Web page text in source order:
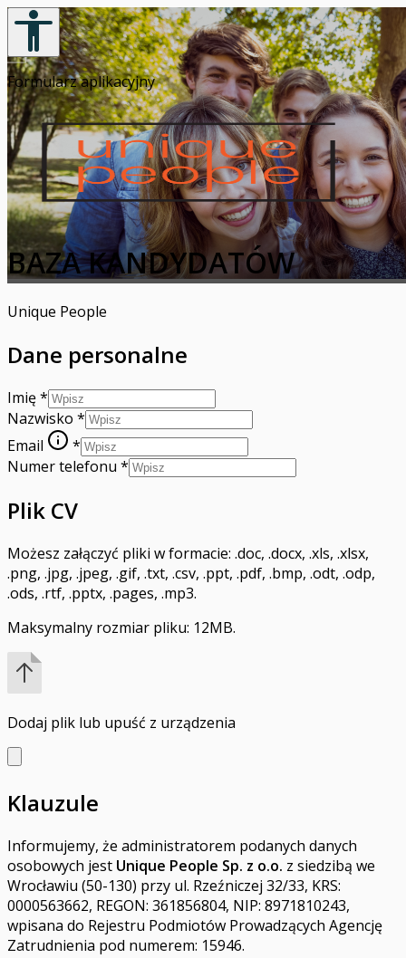
Formularz aplikacyjny
BAZA KANDYDATÓW
Unique People
Dane personalne
Imię*
Nazwisko *
Email
*
Numer telefonu *
Plik CV
Możesz załączyć pliki w formacie: .doc, .docx, .xls, .xlsx,
.png, .jpg, .jpeg, .gif, .txt, .csv, .ppt, .pdf, .bmp, .odt, .odp,
.ods, .rtf, .pptx, .pages, .mp3.
Maksymalny rozmiar pliku: 12MB.
Dodaj plik lub upuść z urządzenia
Klauzule
Informujemy, że administratorem podanych danych
osobowych jest Unique People Sp. z o.o. z siedzibą we
Wrocławiu (50-130) przy ul. Rzeźniczej 32/33, KRS:
0000563662, REGON: 361856804, NIP: 8971810243,
wpisana do Rejestru Podmiotów Prowadzących Agencję
Zatrudnienia pod numerem: 15946.